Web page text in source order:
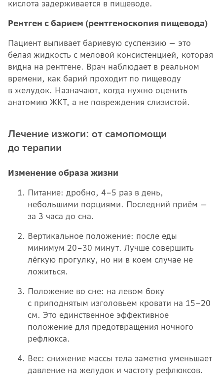
кислота задерживается в пищеводе.
Рентген с барием (рентгеноскопия пищевода)
Пациент выпивает бариевую суспензию — это
белая жидкость с меловой консистенцией, которая
видна на рентгене. Врач наблюдает в реальном
времени, как барий проходит по пищеводу
в желудок. Назначают, когда нужно оценить
анатомию ЖКТ, а не повреждения слизистой.
Лечение изжоги: от самопомощи
до терапии
Изменение образа жизни
Питание: дробно, 4–5 раз в день,
небольшими порциями. Последний приём —
за 3 часа до сна.
Вертикальное положение: после еды
минимум 20–30 минут. Лучше совершить
лёгкую прогулку, но ни в коем случае не
ложиться.
Положение во сне: на левом боку
с приподнятым изголовьем кровати на 15–20
см. Это единственное эффективное
положение для предотвращения ночного
рефлюкса.
Вес: снижение массы тела заметно уменьшает
давление на желудок и частоту рефлюксов.